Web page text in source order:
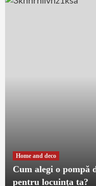
Home and deco
Cum alegi o pompă
pentru locuința ta?